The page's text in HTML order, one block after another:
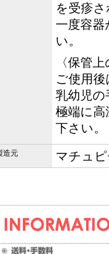
を受疹
一度容
い。
〈保管
ご使用
乳幼児
極端に
下さい。
造元 マチュ